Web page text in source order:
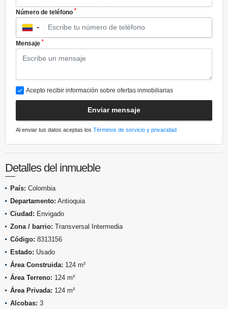
Número de teléfono *
▼
Mensaje *
Acepto recibir información sobre ofertas inmobiliarias
Enviar mensaje
Al enviar tus datos aceptas los Términos de servicio y privacidad
Detalles del inmueble
País: Colombia
Departamento: Antioquia
Ciudad: Envigado
Zona / barrio: Transversal Intermedia
Código: 8313156
Estado: Usado
Área Construida: 124 m²
Área Terreno: 124 m²
Área Privada: 124 m²
Alcobas: 3